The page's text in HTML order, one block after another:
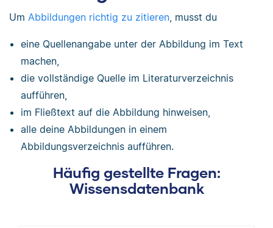
Um Abbildungen richtig zu zitieren, musst du
eine Quellenangabe unter der Abbildung im Text
machen,
die vollständige Quelle im Literaturverzeichnis
aufführen,
im Fließtext auf die Abbildung hinweisen,
alle deine Abbildungen in einem
Abbildungsverzeichnis aufführen.
Häufig gestellte Fragen:
Wissensdatenbank